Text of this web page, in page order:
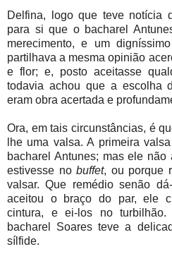
Delfina, logo que teve notícia
para si que o bacharel
merecimento, e um
partilhava a mesma opinião
e flor; e, posto aceitasse
todavia achou que a escolha
eram obra acertada e
Ora, em tais circunstâncias, é
lhe uma valsa. A primeira
bacharel Antunes; mas ele
estivesse no buffet, ou porque
valsar. Que remédio senão
aceitou o braço do par, ele
cintura, e ei-los no
bacharel Soares teve a
sílfide.